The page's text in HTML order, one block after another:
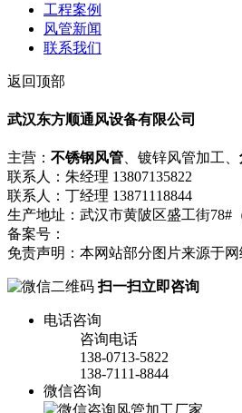
工程案例
风管新闻
联系我们
返回顶部
武汉东方顺通风设备有限公司
主营： 不锈钢风管、镀锌风管加工、
联系人：朱经理 13807135822
联系人：丁经理 13871118844
生产地址：武汉市黄陂区盛工街78#
备案号：
免责声明：本网站部分图片来源于
扫一扫立即咨询
电话咨询
咨询电话
138-0713-5822
138-7111-8844
微信咨询